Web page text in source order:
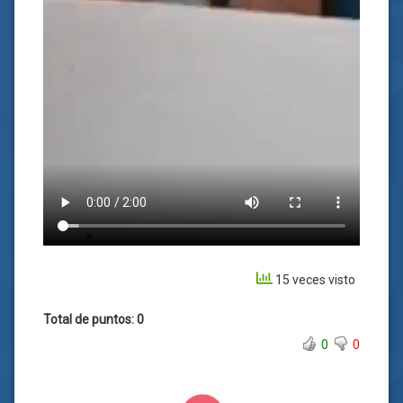
15 veces visto
Total de puntos: 0
0
0